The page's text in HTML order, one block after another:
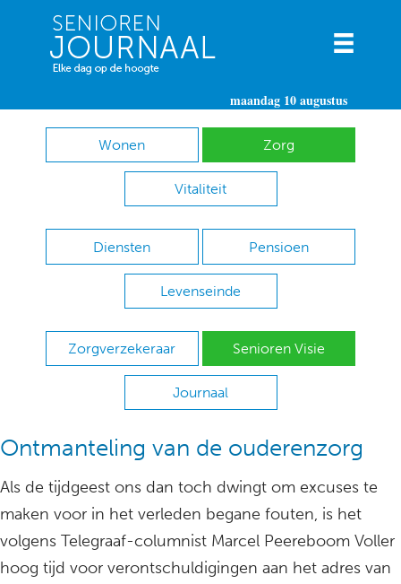
maandag 10 augustus
Wonen Zorg
Vitaliteit
Diensten Pensioen
Levenseinde
Zorgverzekeraar Senioren Visie
Journaal
Ontmanteling van de ouderenzorg
Als de tijdgeest ons dan toch dwingt om excuses te
maken voor in het verleden begane fouten, is het
volgens Telegraaf-columnist Marcel Peereboom Voller
hoog tijd voor verontschuldigingen aan het adres van